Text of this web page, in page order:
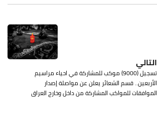
التالي
تسجيل (9000) موكب للمشاركة في احياء مراسيم
الأربعين.. قسم الشعائر يعلن عن مواصلة إصدار
الموافقات للمواكب المشاركة من داخل وخارج العراق